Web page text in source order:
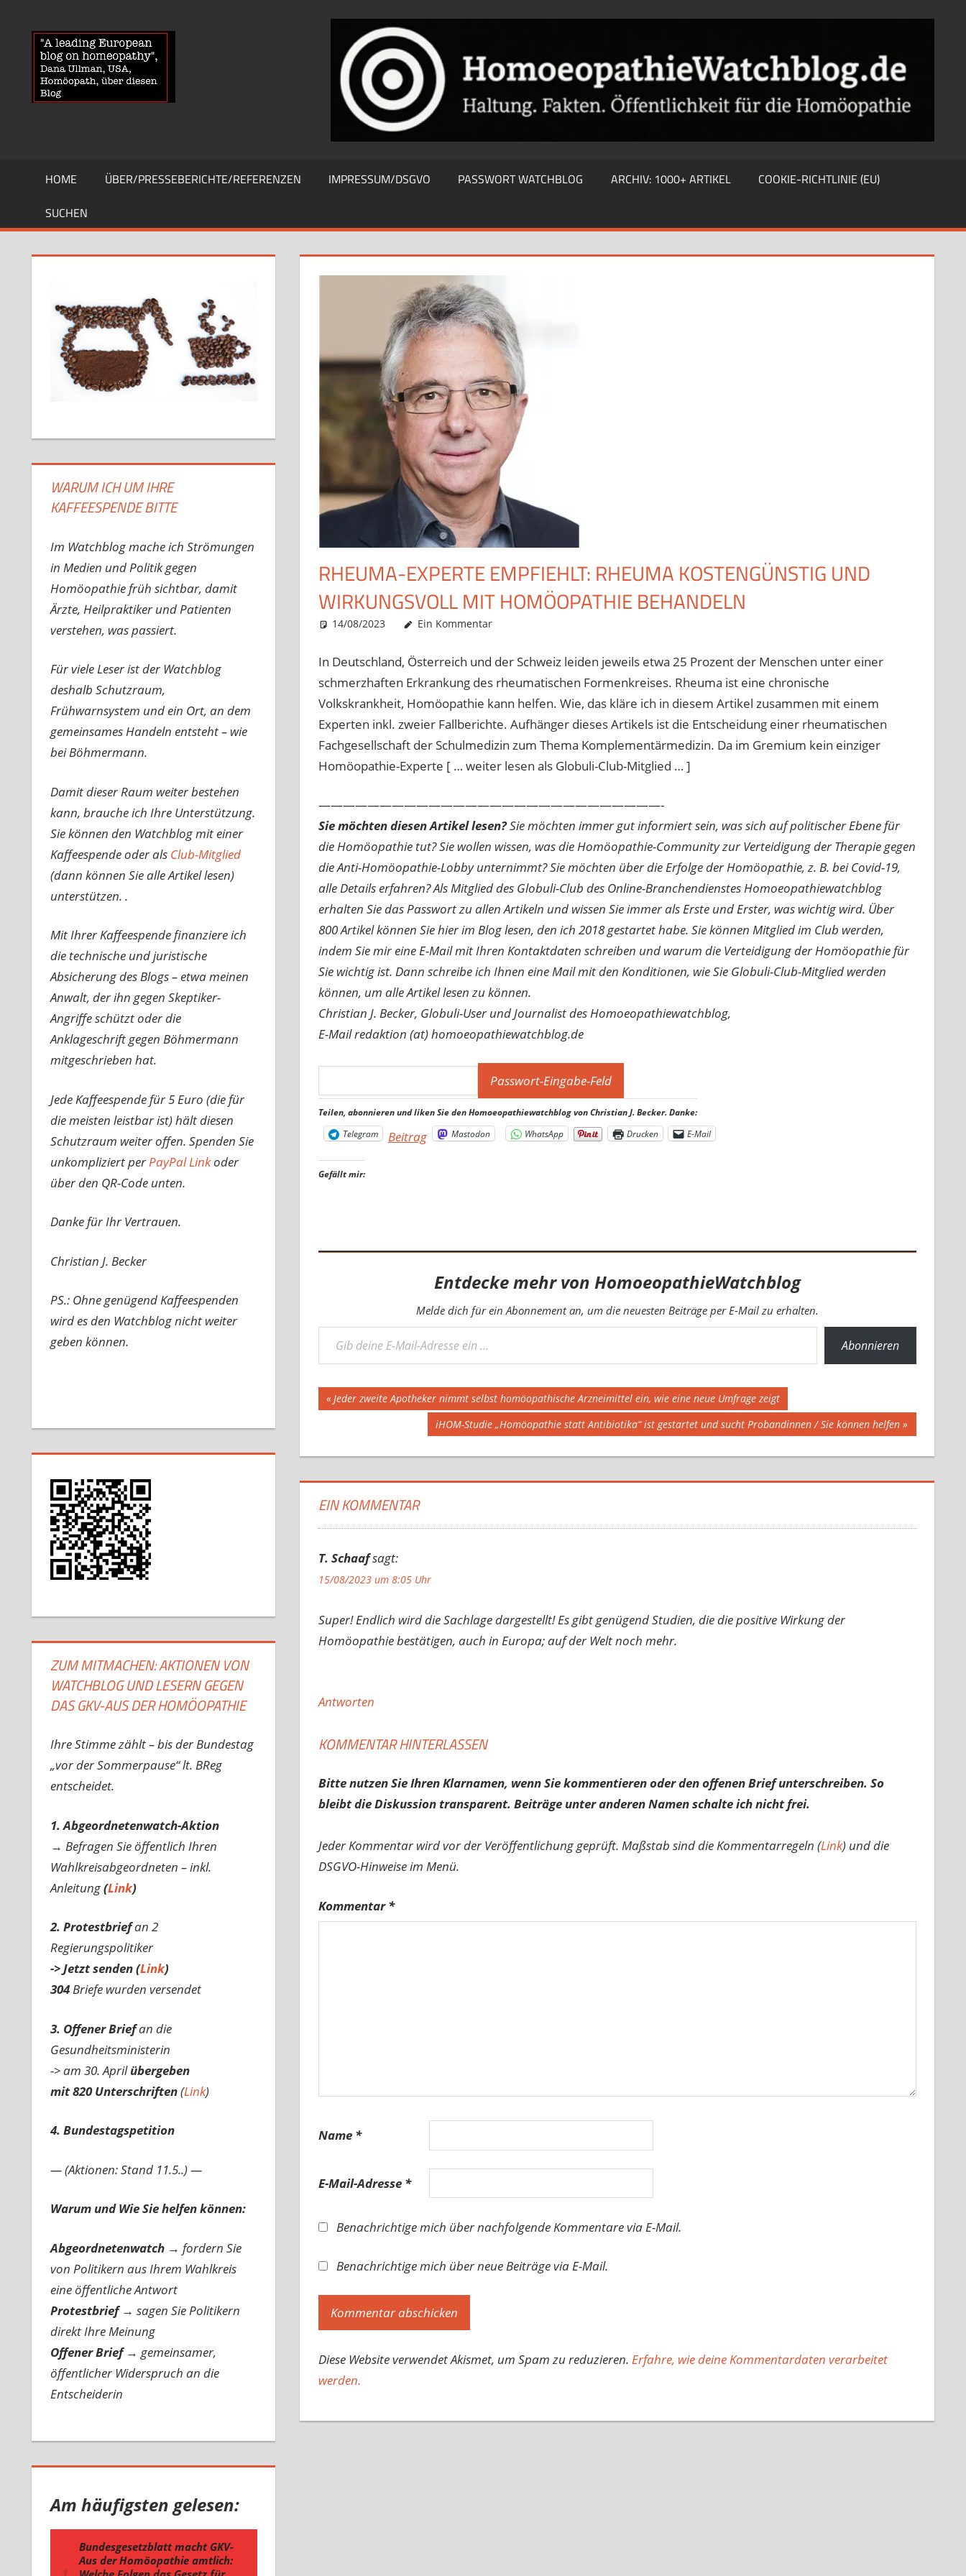
springen
HOMOEOPATHIEWATCHBLOG
News
über
Homöopathie
und
Globuli-
HOME ÜBER/PRESSEBERICHTE/REFERENZEN IMPRESSUM/DSGVO PASSWORT WATCHBLOG ARCHIV: 1000+ ARTIKEL
COOKIE-RICHTLINIE (EU)
SUCHEN
RHEUMA-EXPERTE EMPFIEHLT: RHEUMA KOSTENGÜNSTIG UND
WIRKUNGSVOLL MIT HOMÖOPATHIE BEHANDELN
14/08/2023 Christian J. Becker
Allgemein
Ein Kommentar
In Deutschland, Österreich und der Schweiz leiden jeweils etwa 25 Prozent der Menschen unter einer
schmerzhaften Erkrankung des rheumatischen Formenkreises. Rheuma ist eine chronische
Volkskrankheit, Homöopathie kann helfen. Wie, das kläre ich in diesem Artikel zusammen mit einem
Experten inkl. zweier Fallberichte. Aufhänger dieses Artikels ist die Entscheidung einer rheumatischen
Fachgesellschaft der Schulmedizin zum Thema Komplementärmedizin. Da im Gremium kein einziger
Homöopathie-Experte [ … weiter lesen als Globuli-Club-Mitglied … ]
————————————————————————————-
Sie möchten diesen Artikel lesen?Sie möchten immer gut informiert sein, was sich auf politischer Ebene für
die Homöopathie tut? Sie wollen wissen, was die Homöopathie-Community zur Verteidigung der Therapie gegen
die Anti-Homöopathie-Lobby unternimmt? Sie möchten über die Erfolge der Homöopathie, z. B. bei Covid-19,
alle Details erfahren? Als Mitglied des Globuli-Club des Online-Branchendienstes Homoeopathiewatchblog
erhalten Sie das Passwort zu allen Artikeln und wissen Sie immer als Erste und Erster, was wichtig wird. Über
800 Artikel können Sie hier im Blog lesen, den ich 2018 gestartet habe. Sie können Mitglied im Club werden,
indem Sie mir eine E-Mail mit Ihren Kontaktdaten schreiben und warum die Verteidigung der Homöopathie für
Sie wichtig ist. Dann schreibe ich Ihnen eine Mail mit den Konditionen, wie Sie Globuli-Club-Mitglied werden
können, um alle Artikel lesen zu können.
Christian J. Becker, Globuli-User und Journalist des Homoeopathiewatchblog,
E-Mail redaktion (at) homoeopathiewatchblog.de
Teilen, abonnieren und liken Sie den Homoeopathiewatchblog von Christian J. Becker. Danke:
Telegram
Beitrag Mastodon WhatsApp Drucken E-Mail
Gefällt mir:
Entdecke mehr von HomoeopathieWatchblog
Melde dich für ein Abonnement an, um die neuesten Beiträge per E-Mail zu erhalten.
Gib deine E-Mail-Adresse ein ...
Abonnieren
Beitragsnavigation
Vorheriger
Jeder zweite Apotheker nimmt selbst homöopathische Arzneimittel ein, wie eine neue Umfrage zeigt
Nächster
Beitrag:
iHOM-Studie „Homöopathie statt Antibiotika“ ist gestartet und sucht Probandinnen / Sie können helfen
EIN KOMMENTAR
T. Schaafsagt:
15/08/2023 um 8:05 Uhr
Super! Endlich wird die Sachlage dargestellt! Es gibt genügend Studien, die die positive Wirkung der
Homöopathie bestätigen, auch in Europa; auf der Welt noch mehr.
Antworten
KOMMENTAR HINTERLASSEN
Bitte nutzen Sie Ihren Klarnamen, wenn Sie kommentieren oder den offenen Brief unterschreiben. So
bleibt die Diskussion transparent. Beiträge unter anderen Namen schalte ich nicht frei.
Jeder Kommentar wird vor der Veröffentlichung geprüft. Maßstab sind die Kommentarregeln (Link) und die
DSGVO-Hinweise im Menü.
Kommentar*
Name *
E-Mail-Adresse *
Benachrichtige mich über nachfolgende Kommentare via E-Mail.
Benachrichtige mich über neue Beiträge via E-Mail.
Diese Website verwendet Akismet, um Spam zu reduzieren. Erfahre, wie deine Kommentardaten verarbeitet
werden.
WARUM ICH UM IHRE
KAFFEESPENDE BITTE
Im Watchblog mache ich Strömungen
in Medien und Politik gegen
Homöopathie früh sichtbar, damit
Ärzte, Heilpraktiker und Patienten
verstehen, was passiert.
Für viele Leser ist der Watchblog
deshalb Schutzraum,
Frühwarnsystem und ein Ort, an dem
gemeinsames Handeln entsteht – wie
bei Böhmermann.
Damit dieser Raum weiter bestehen
kann, brauche ich Ihre Unterstützung.
Sie können den Watchblog mit einer
Kaffeespende oder als Club-Mitglied
(dann können Sie alle Artikel lesen)
unterstützen. .
Mit Ihrer Kaffeespende finanziere ich
die technische und juristische
Absicherung des Blogs – etwa meinen
Anwalt, der ihn gegen Skeptiker-
Angriffe schützt oder die
Anklageschrift gegen Böhmermann
mitgeschrieben hat.
Jede Kaffeespende für 5 Euro (die für
die meisten leistbar ist) hält diesen
Schutzraum weiter offen. Spenden Sie
unkompliziert perPayPal Linkoder
über den QR-Code unten.
Danke für Ihr Vertrauen.
Christian J. Becker
PS.: Ohne genügend Kaffeespenden
wird es den Watchblog nicht weiter
geben können.
ZUM MITMACHEN: AKTIONEN VON
WATCHBLOG UND LESERN GEGEN
DAS GKV-AUS DER HOMÖOPATHIE
Ihre Stimme zählt – bis der Bundestag
„vor der Sommerpause“ lt. BReg
entscheidet.
1. Abgeordnetenwatch-Aktion
→ Befragen Sie öffentlich Ihren
Wahlkreisabgeordneten – inkl.
Anleitung(Link)
2. Protestbriefan 2
Regierungspolitiker
-> Jetzt senden (Link)
304Briefe wurden versendet
3. Offener Briefan die
Gesundheitsministerin
-> am 30. Aprilübergeben
mit 820 Unterschriften(Link)
4. Bundestagspetition
— (Aktionen: Stand 11.5..) —
Warum und Wie Sie helfen können:
Abgeordnetenwatch → fordern Sie
von Politikern aus Ihrem Wahlkreis
eine öffentliche Antwort
Protestbrief → sagen Sie Politikern
direkt Ihre Meinung
Offener Brief → gemeinsamer,
öffentlicher Widerspruch an die
Entscheiderin
Am häufigsten gelesen: